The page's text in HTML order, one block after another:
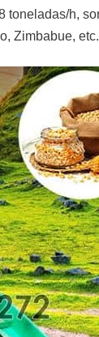
h,
Zimbabue, etc.